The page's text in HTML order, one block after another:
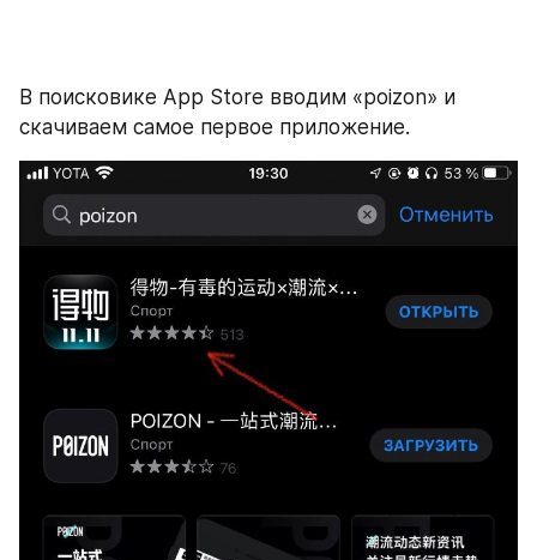
В поисковике App Store вводим «poizon» и
скачиваем самое первое приложение.